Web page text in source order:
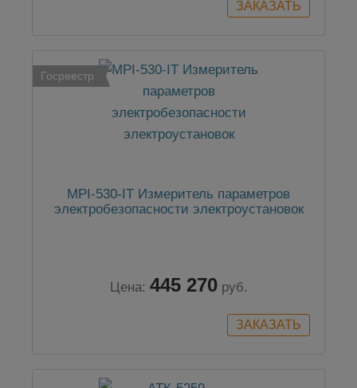
Госреестр
MPI-530-IT Измеритель параметров
электробезопасности электроустановок
Цена: 445 270 руб.